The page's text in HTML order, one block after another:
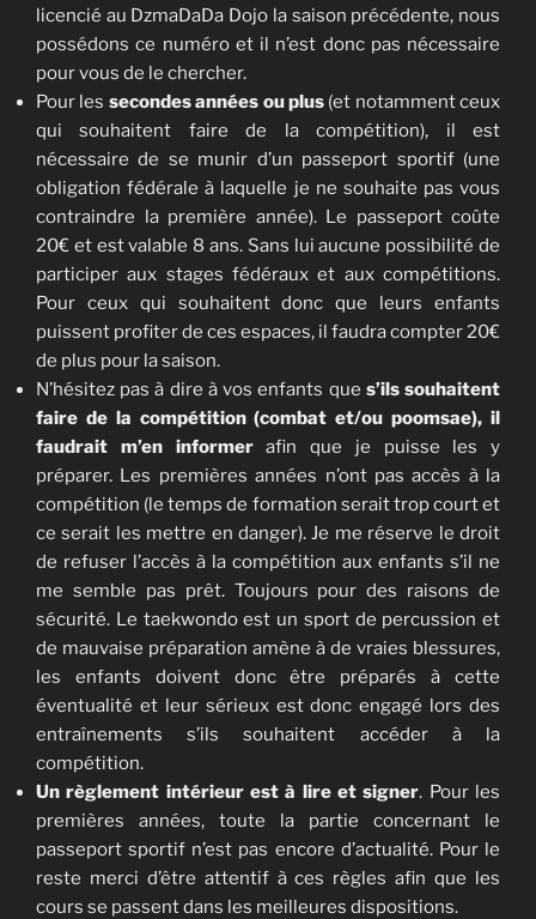
licencié au DzmaDaDa Dojo la saison précédente, nous
possédons ce numéro et il n’est donc pas nécessaire
pour vous de le chercher.
Pour les secondes années ou plus(et notamment ceux
qui souhaitent faire de la compétition), il est
nécessaire de se munir d’un passeport sportif (une
obligation fédérale à laquelle je ne souhaite pas vous
contraindre la première année). Le passeport coûte
20€ et est valable 8 ans. Sans lui aucune possibilité de
participer aux stages fédéraux et aux compétitions.
Pour ceux qui souhaitent donc que leurs enfants
puissent profiter de ces espaces, il faudra compter 20€
de plus pour la saison.
N’hésitez pas à dire à vos enfants que s’ils souhaitent
faire de la compétition (combat et/ou poomsae), il
faudrait m’en informerafin que je puisse les y
préparer. Les premières années n’ont pas accès à la
compétition (le temps de formation serait trop court et
ce serait les mettre en danger). Je me réserve le droit
de refuser l’accès à la compétition aux enfants s’il ne
me semble pas prêt. Toujours pour des raisons de
sécurité. Le taekwondo est un sport de percussion et
de mauvaise préparation amène à de vraies blessures,
les enfants doivent donc être préparés à cette
éventualité et leur sérieux est donc engagé lors des
entraînements s’ils souhaitent accéder à la
compétition.
Un règlement intérieur est à lire et signer. Pour les
premières années, toute la partie concernant le
passeport sportif n’est pas encore d’actualité. Pour le
reste merci d’être attentif à ces règles afin que les
cours se passent dans les meilleures dispositions.